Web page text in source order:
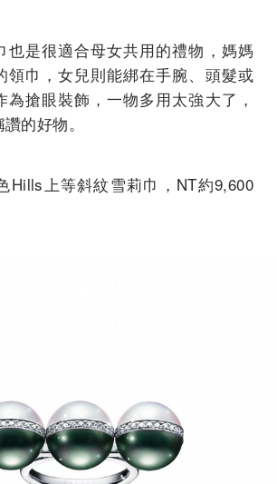
也是很適合母女共用的禮物，媽媽
領巾，女兒則能綁在手腕、頭髮或
為搶眼裝飾，一物多用太強大了，
的好物。
Hills上等斜紋雪莉巾，NT約9,600